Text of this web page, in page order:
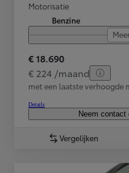
Motorisatie
Benzine
€ 18.690
€ 224 /maand
met een laatste verhoogde
Details
Neem contact
Vergelijken